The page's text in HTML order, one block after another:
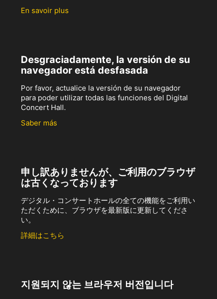
En savoir plus
Desgraciadamente, la versión de su
navegador está desfasada
Por favor, actualice la versión de su navegador
para poder utilizar todas las funciones del Digital
Concert Hall.
Saber más
申し訳ありませんが、ご利用のブラウザ
は古くなっております
デジタル・コンサートホールの全ての機能をご利用い
ただくために、ブラウザを最新版に更新してくださ
い。
詳細はこちら
지원되지 않는 브라우저 버전입니다